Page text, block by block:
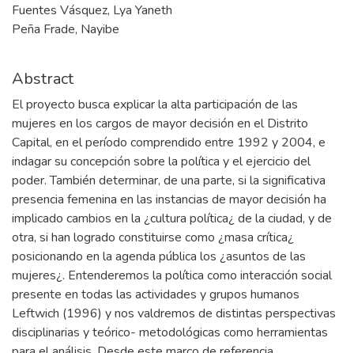
Fuentes Vásquez, Lya Yaneth
Peña Frade, Nayibe
Abstract
El proyecto busca explicar la alta participación de las
mujeres en los cargos de mayor decisión en el Distrito
Capital, en el período comprendido entre 1992 y 2004, e
indagar su concepción sobre la política y el ejercicio del
poder. También determinar, de una parte, si la significativa
presencia femenina en las instancias de mayor decisión ha
implicado cambios en la ¿cultura política¿ de la ciudad, y de
otra, si han logrado constituirse como ¿masa crítica¿
posicionando en la agenda pública los ¿asuntos de las
mujeres¿. Entenderemos la política como interacción social
presente en todas las actividades y grupos humanos
Leftwich (1996) y nos valdremos de distintas perspectivas
disciplinarias y teórico- metodológicas como herramientas